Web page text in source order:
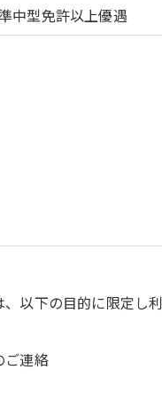
中型免許以上優遇
以下の目的に限定し
ご連絡